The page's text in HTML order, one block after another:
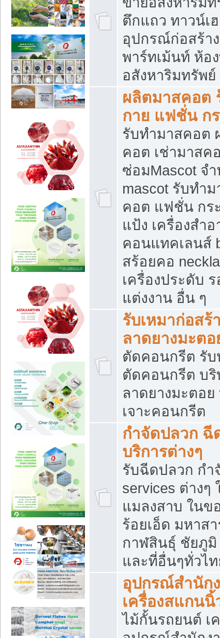
ตึกแถว ทาวน์เ
อุปกรณ์ก่อสร้า
พาร์ทเม้นท์ ห้อ
อสังหาริมทรัพ
ผลิตมาสคอต
กาย แฟชั่น กร
รับทำมาสคอต
คอต เช่ามาสค
ซ่อมMascot จ
mascot รับทำ
คอต แฟชั่น กระ
แป้ง เครื่องสำ
คอนแทคเลนส์
สร้อยคอ
เครื่องประดับ ร
แต่งงาน อื่น ๆ
รับเหมาก่อส
ลาดยางมะต
ตัดคอนกรีต รับ
ตัดคอนกรีต บริ
ลาดยางมะตอ
เจาะคอนกรีต
กำจัดปลวก ฉี
บริการต่างๆ
รับฉีดปลวก กำ
services ต่าง
แมลงสาบ ใน
ร้อยเอ็ด มหาส
กาฬสินธุ์ ชัยภู
และที่อื่นๆทั่วไ
อุปกรณ์สำนัก
เครื่องสแกนนิ้
ไม้กั้นรถยนต์ เ